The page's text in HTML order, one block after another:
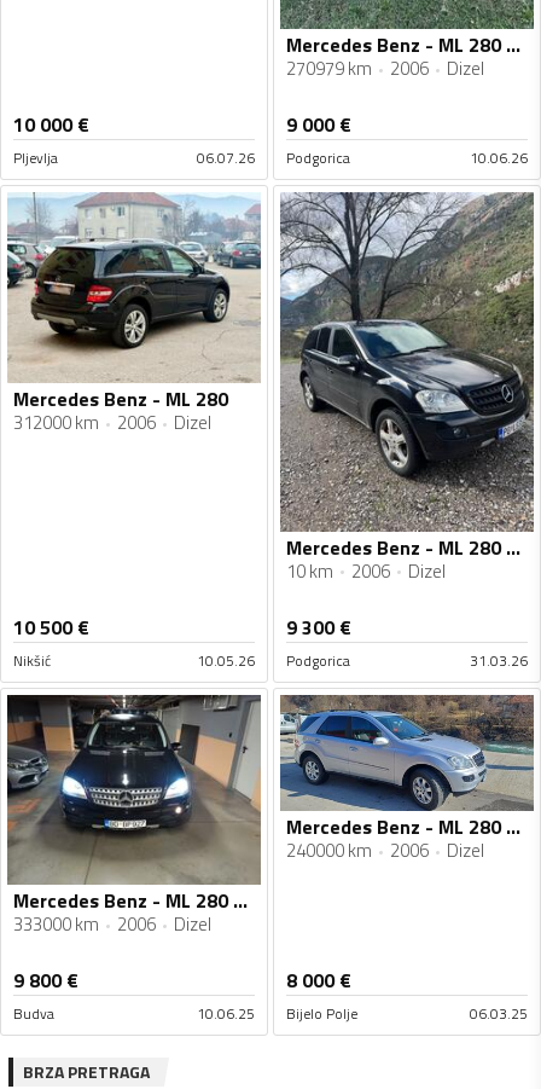
10 000€
Pljevlja 06.07.26
Mercedes Benz - ML 280 - 2.8
270979 km 2006 Dizel
9 000€
Podgorica 10.06.26
Mercedes Benz - ML 280
312000 km 2006 Dizel
10 500€
Nikšić 10.05.26
Mercedes Benz - ML 280 - ML 280cdi
10 km 2006 Dizel
9 300€
Podgorica 31.03.26
Mercedes Benz - ML 280 - ML 280
333000 km 2006 Dizel
9 800€
Budva 10.06.25
Mercedes Benz - ML 280 - 280
240000 km 2006 Dizel
8 000€
Bijelo Polje 06.03.25
BRZA PRETRAGA